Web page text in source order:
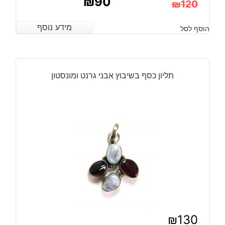
₪120
המקורי
היה:
₪120.
הנוכחי
הוא:
מידע נוסף הוסף לסל מידע נוסף
תליון כסף בשיבוץ אבני גרנט ומונסטון
₪130